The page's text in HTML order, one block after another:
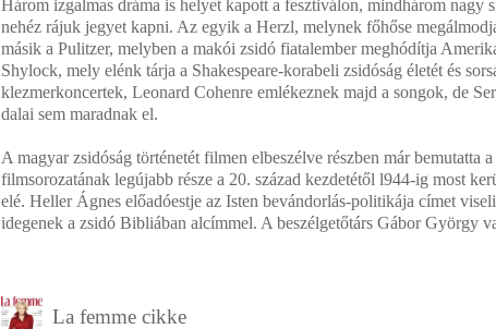
Három izgalmas dráma is helyet kapott a fesztiválon, mindhárom nagy
nehéz rájuk jegyet kapni. Az egyik a Herzl, melynek főhőse
másik a Pulitzer, melyben a makói zsidó fiatalember meghódítja
Shylock, mely elénk tárja a Shakespeare-korabeli zsidóság életét és
klezmerkoncertek, Leonard Cohenre emlékeznek majd a songok, de
dalai sem maradnak el.
A magyar zsidóság történetét filmen elbeszélve részben már bemutatta
filmsorozatának legújabb része a 20. század kezdetétől l944-ig most
elé. Heller Ágnes előadóestje az Isten bevándorlás-politikája címet
idegenek a zsidó Bibliában alcímmel. A beszélgetőtárs Gábor György
La femme cikke